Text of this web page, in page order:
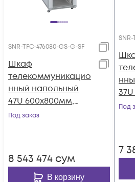
SNR-TFC-476080-GS-G-SF
Шкаф
телекоммуникацио
нный напольный
47U 600x800мм,
серия TFC (SNR-TFC-
Под заказ
8 543 474 сум
В корзину
Под
7